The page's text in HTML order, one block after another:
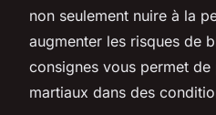
non seulement nuire à la
augmenter les risques de
consignes vous permet
martiaux dans des